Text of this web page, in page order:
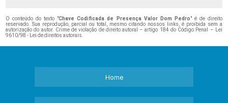
O conteúdo do texto "Chave Codificada de Presença Valor Dom Pedro" é de direito
reservado. Sua reprodução, parcial ou total, mesmo citando nossos links, é proibida sem a
autorização do autor. Crime de violação de direito autoral – artigo 184 do Código Penal –
Lei
9610/98 - Lei de direitos autorais
Home